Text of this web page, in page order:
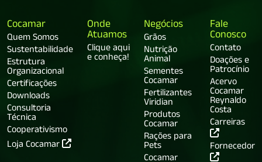
Cocamar
Quem Somos
Sustentabilidade
Estrutura
Organizacional
Certificações
Downloads
Consultoria
Técnica
Cooperativismo
Loja Cocamar
Onde
Atuamos
Clique aqui
e conheça!
Negócios
Grãos
Nutrição
Animal
Sementes
Cocamar
Fertilizantes
Viridian
Produtos
Cocamar
Rações para
Pets
Cocamar
Fale
Conosco
Contato
Doações e
Patrocínio
Acervo
Cocamar
Reynaldo
Costa
Carreiras
Fornecedor